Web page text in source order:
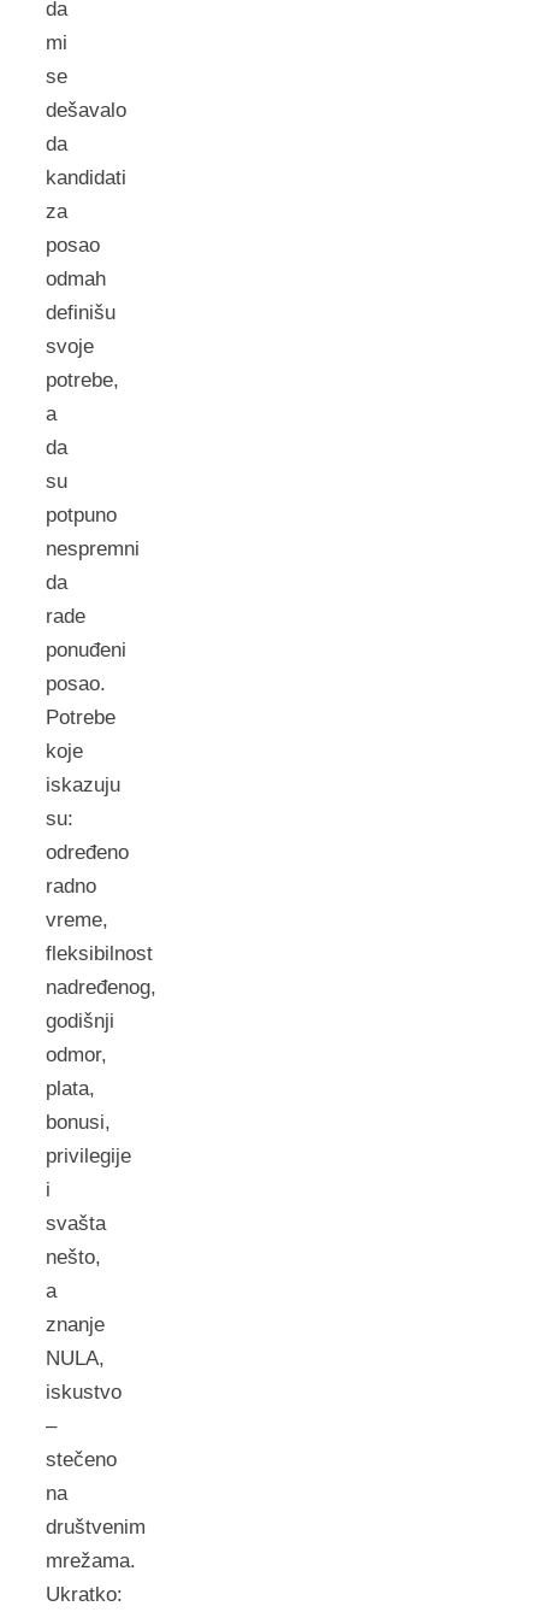
da
mi
se
dešavalo
da
kandidati
za
posao
odmah
definišu
svoje
potrebe,
a
da
su
potpuno
nespremni
da
rade
ponuđeni
posao.
Potrebe
koje
iskazuju
su:
određeno
radno
vreme,
fleksibilnost
nadređenog,
godišnji
odmor,
plata,
bonusi,
privilegije
i
svašta
nešto,
a
znanje
NULA,
iskustvo
–
stečeno
na
društvenim
mrežama.
Ukratko: